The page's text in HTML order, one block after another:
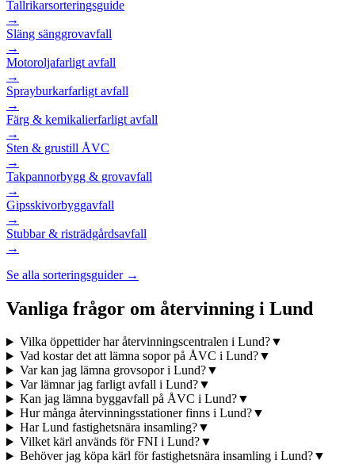
Tallrikarsorteringsguide
→
Släng sänggrovavfall
→
Motoroljafarligt avfall
→
Sprayburkarfarligt avfall
→
Färg & kemikalierfarligt avfall
→
Sten & grustill ÅVC
→
Takpannorbygg & grovavfall
→
Gipsskivorbyggavfall
→
Stubbar & risträdgårdsavfall
→
Se alla sorteringsguider →
Vanliga frågor om återvinning i Lund
Vilka öppettider har återvinningscentralen i Lund?▼
Vad kostar det att lämna sopor på ÅVC i Lund?▼
Var kan jag lämna grovsopor i Lund?▼
Var lämnar jag farligt avfall i Lund?▼
Kan jag lämna byggavfall på ÅVC i Lund?▼
Hur många återvinningsstationer finns i Lund?▼
Har Lund fastighetsnära insamling?▼
Vilket kärl används för FNI i Lund?▼
Behöver jag köpa kärl för fastighetsnära insamling i Lund?▼